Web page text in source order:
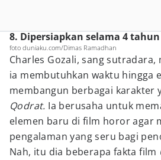
8. Dipersiapkan selama 4 tahun
foto duniaku.com/Dimas Ramadhan
Charles Gozali, sang sutradara,
ia membutuhkan waktu hingga
membangun berbagai karakter
Qodrat. Ia berusaha untuk
elemen baru di film horor agar
pengalaman yang seru bagi
Nah, itu dia beberapa fakta film